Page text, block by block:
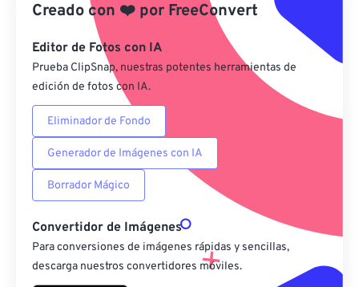
Guardar como preestablecido
Creado con ❤️ por FreeConvert
Editor de Fotos con IA
Prueba ClipSnap, nuestras potentes herramientas de
edición de fotos con IA.
Eliminador de Fondo
Generador de Imágenes con IA
Borrador Mágico
Convertidor de Imágenes
Para conversiones de imágenes rápidas y sencillas,
descarga nuestros convertidores móviles.